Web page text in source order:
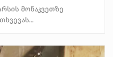
მონაკვეთზე